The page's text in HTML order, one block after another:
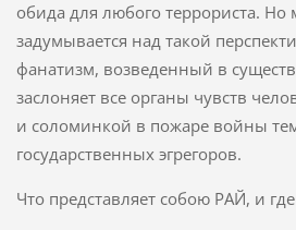
обида для любого террориста. Но
задумывается над такой
фанатизм, возведенный в
заслоняет все органы чувств
и соломинкой в пожаре войны
государственных эгрегоров.
Что представляет собою РАЙ, и